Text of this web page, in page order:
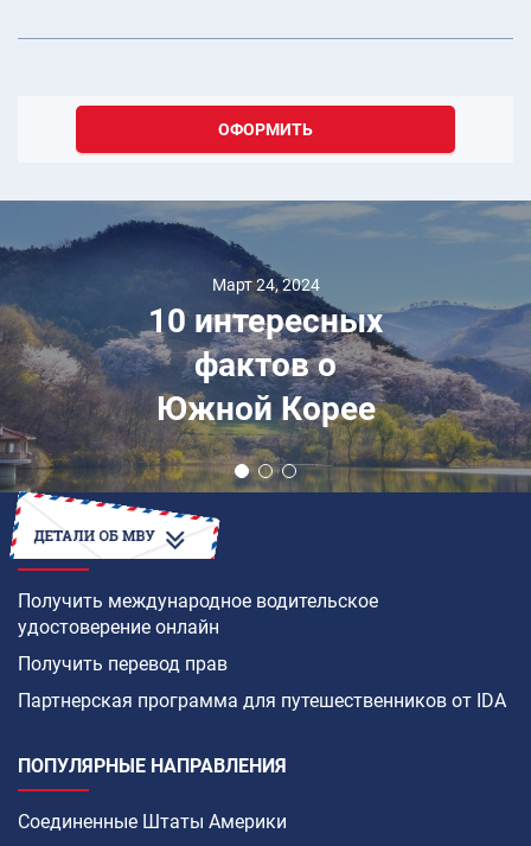
ОФОРМИТЬ
Март 24, 2024
10 интересных
фактов о
Южной Корее
КАК
Получить международное водительское
удостоверение онлайн
Получить перевод прав
Партнерская программа для путешественников от IDA
ПОПУЛЯРНЫЕ НАПРАВЛЕНИЯ
Соединенные Штаты Америки